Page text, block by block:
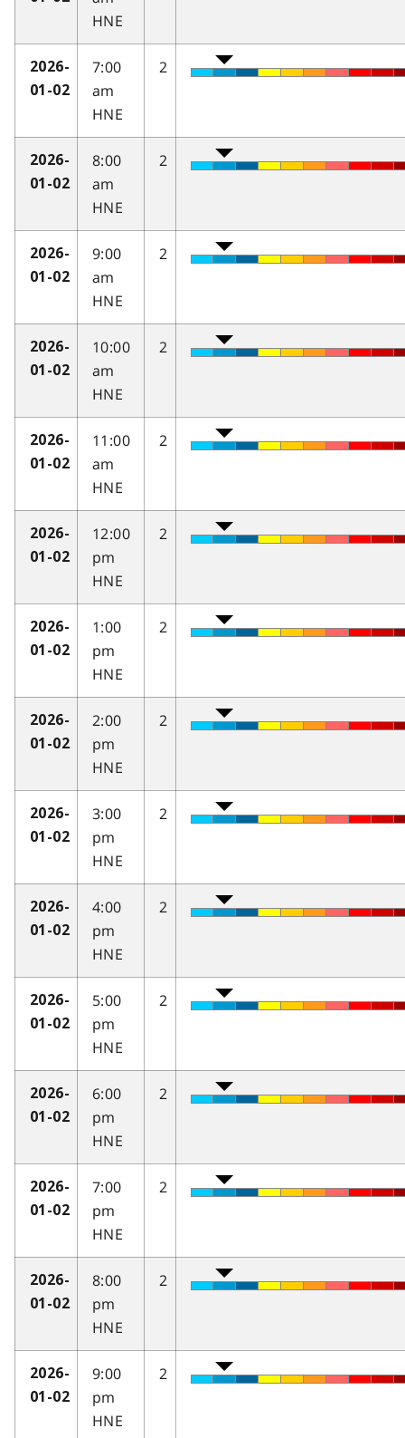
HNE
2026-
01-02
7:00
am
HNE
2
2026-
01-02
8:00
am
HNE
2
2026-
01-02
9:00
am
HNE
2
2026-
01-02
10:00
am
HNE
2
2026-
01-02
11:00
am
HNE
2
2026-
01-02
12:00
pm
HNE
2
2026-
01-02
1:00
pm
HNE
2
2026-
01-02
2:00
pm
HNE
2
2026-
01-02
3:00
pm
HNE
2
2026-
01-02
4:00
pm
HNE
2
2026-
01-02
5:00
pm
HNE
2
2026-
01-02
6:00
pm
HNE
2
2026-
01-02
7:00
pm
HNE
2
2026-
01-02
8:00
pm
HNE
2
2026-
01-02
9:00
pm
HNE
2